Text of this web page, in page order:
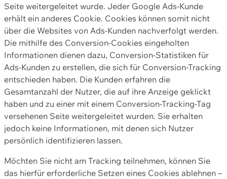
Seite weitergeleitet wurde. Jeder Google Ads-Kunde
erhält ein anderes Cookie. Cookies können somit nicht
über die Websites von Ads-Kunden nachverfolgt werden.
Die mithilfe des Conversion-Cookies eingeholten
Informationen dienen dazu, Conversion-Statistiken für
Ads-Kunden zu erstellen, die sich für Conversion-Tracking
entschieden haben. Die Kunden erfahren die
Gesamtanzahl der Nutzer, die auf ihre Anzeige geklickt
haben und zu einer mit einem Conversion-Tracking-Tag
versehenen Seite weitergeleitet wurden. Sie erhalten
jedoch keine Informationen, mit denen sich Nutzer
persönlich identifizieren lassen.
Möchten Sie nicht am Tracking teilnehmen, können Sie
das hierfür erforderliche Setzen eines Cookies ablehnen –